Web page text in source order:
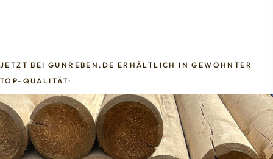
JETZT BEI GUNREBEN.DE ERHÄLTLICH IN GEWOHNTER
TOP-QUALITÄT: